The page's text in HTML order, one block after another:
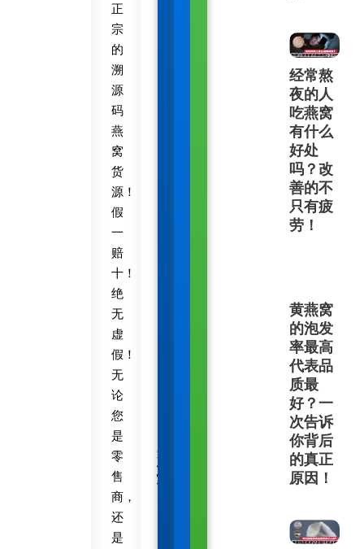
正
宗
的
溯
源
码
燕
窝
货
源！
假
一
赔
十！
绝
无
虚
假！
无
论
您
是
零
售
商，
还
是
知
识
平
经常熬
夜的人
吃燕窝
有什么
好处
吗？改
善的不
只有疲
劳！
黄燕窝
的泡发
率最高
代表品
质最
好？一
次告诉
你背后
的真正
原因！